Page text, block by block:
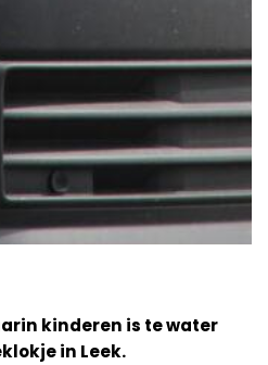
kinderen is te water
in Leek.